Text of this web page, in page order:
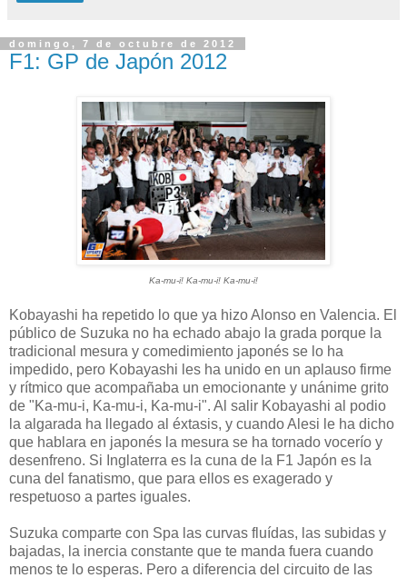
domingo, 7 de octubre de 2012
F1: GP de Japón 2012
Ka-mu-i! Ka-mu-i! Ka-mu-i!
Kobayashi ha repetido lo que ya hizo Alonso en Valencia. El
público de Suzuka no ha echado abajo la grada porque la
tradicional mesura y comedimiento japonés se lo ha
impedido, pero Kobayashi les ha unido en un aplauso firme
y rítmico que acompañaba un emocionante y unánime grito
de "Ka-mu-i, Ka-mu-i, Ka-mu-i". Al salir Kobayashi al podio
la algarada ha llegado al éxtasis, y cuando Alesi le ha dicho
que hablara en japonés la mesura se ha tornado vocerío y
desenfreno. Si Inglaterra es la cuna de la F1 Japón es la
cuna del fanatismo, que para ellos es exagerado y
respetuoso a partes iguales.
Suzuka comparte con Spa las curvas fluídas, las subidas y
bajadas, la inercia constante que te manda fuera cuando
menos te lo esperas. Pero a diferencia del circuito de las